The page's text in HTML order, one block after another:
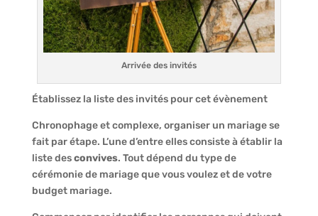
Arrivée des invités
Établissez la liste des invités pour cet évènement
Chronophage et complexe, organiser un mariage se
fait par étape. L’une d’entre elles consiste à établir la
liste desconvives. Tout dépend du type de
cérémonie de mariage que vous voulez et de votre
budget mariage.